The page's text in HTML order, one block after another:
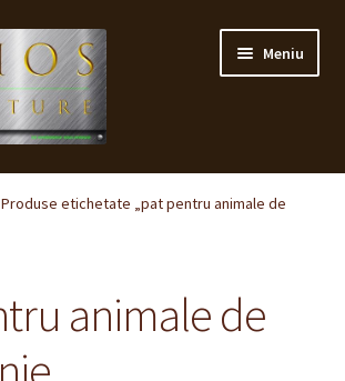
Meniu
Produse etichetate „pat pentru animale de
animale de